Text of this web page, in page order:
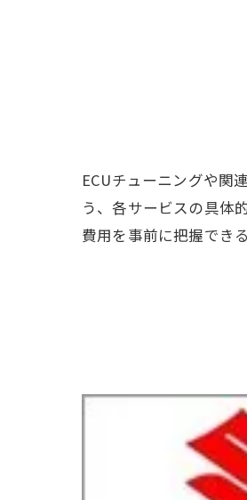
ECUチューニングや関
う、各サービスの具体
費用を事前に把握でき